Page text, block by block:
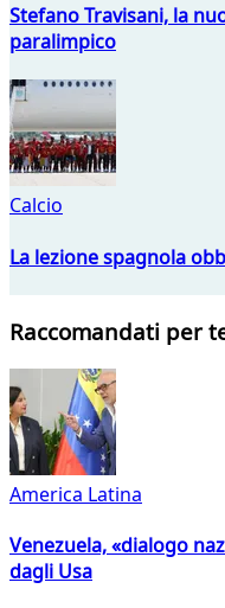
Stefano Travisani, la
paralimpico
Calcio
La lezione spagnola
Raccomandati per
America Latina
Venezuela, «dialogo
dagli Usa